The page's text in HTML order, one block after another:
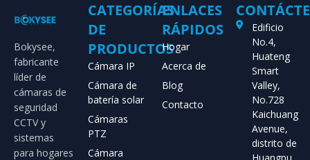
Bokysee,
fabricante
líder de
cámaras de
seguridad
CCTV y
sistemas
para hogares
CATEGORÍAS
DE
PRODUCTOS
Cámara IP
Cámara de
batería solar
Cámaras
PTZ
Cámara
ENLACES
RÁPIDOS
Hogar
Acerca de
Blog
Contacto
Edificio
No.4,
Huateng
Smart
Valley,
No.728
Kaichuang
Avenue,
distrito de